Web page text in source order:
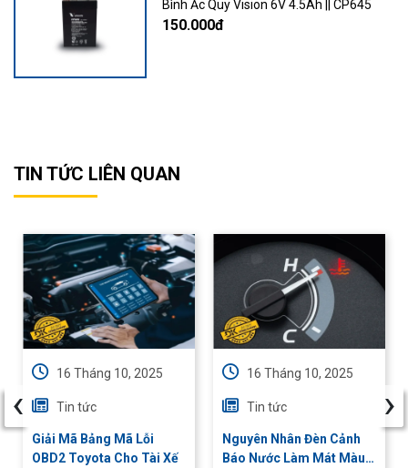
Bình Ắc Quy Vision 6V 4.5Ah || CP645
150.000đ
TIN TỨC LIÊN QUAN
16 Tháng 10, 2025
Tin tức
Giải Mã Bảng Mã Lỗi
OBD2 Toyota Cho Tài Xế
16 Tháng 10, 2025
Tin tức
Nguyên Nhân Đèn Cảnh
Báo Nước Làm Mát Màu
‹ ›